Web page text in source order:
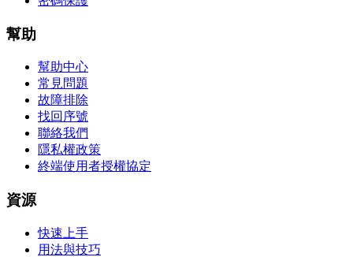
幫助
幫助中心
常見問題
故障排除
找回序號
聯絡我們
隱私權政策
終端使用者授權協定
資源
快速上手
用法與技巧